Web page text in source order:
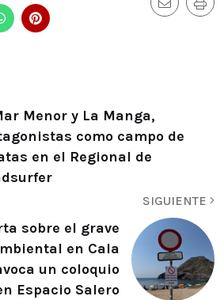
Menor y La Manga,
como campo de
en el Regional de
SIGUIENTE
sobre el grave
en Cala
un coloquio
Espacio Salero